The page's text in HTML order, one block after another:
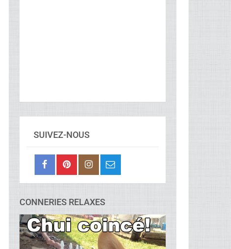
SUIVEZ-NOUS
CONNERIES RELAXES